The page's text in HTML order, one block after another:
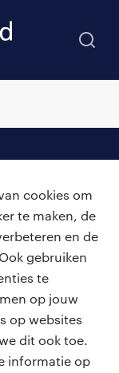
cookies om
te maken, de
en de
gebruiken
te
op jouw
op websites
dit ook toe.
informatie op